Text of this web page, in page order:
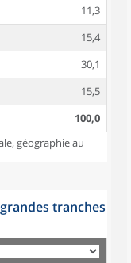
11,3
15,4
30,1
15,5
100,0
géographie au
tranches